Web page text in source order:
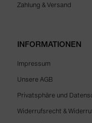
Zahlung & Versand
INFORMATIONEN
Impressum
Unsere AGB
Privatsphäre und
Widerrufsrecht &